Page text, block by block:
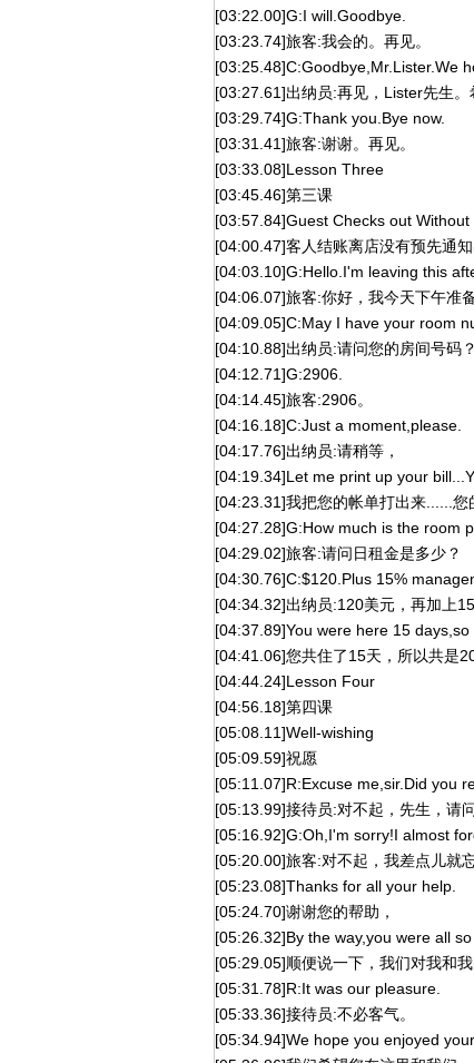
[03:22.00]G:I will.Goodbye.
[03:23.74]旅客:我会的。再见。
[03:25.48]C:Goodbye,Mr.Lister.We
[03:27.61]出纳员:再见，Lister先生。
[03:29.74]G:Thank you.Bye now.
[03:31.41]旅客:谢谢。再见。
[03:33.08]Lesson Three
[03:45.46]第三课
[03:57.84]Guest Checks out
[04:00.47]客人结账离店没有预先通
[04:03.10]G:Hello.I'm leaving this
[04:06.07]旅客:你好，我今天下午准
[04:09.05]C:May I have your room
[04:10.88]出纳员:请问您的房间号码？
[04:12.71]G:2906.
[04:14.45]旅客:2906。
[04:16.18]C:Just a moment,please.
[04:17.76]出纳员:请稍等，
[04:19.34]Let me print up your
[04:23.31]我把您的帐单打出来......您
[04:27.28]G:How much is the room
[04:29.02]旅客:请问日租金是多少？
[04:30.76]C:$120.Plus 15%
[04:34.32]出纳员:120美元，再加上
[04:37.89]You were here 15
[04:41.06]您共住了15天，所以共是
[04:44.24]Lesson Four
[04:56.18]第四课
[05:08.11]Well-wishing
[05:09.59]祝愿
[05:11.07]R:Excuse me,sir.Did you
[05:13.99]接待员:对不起，先生，请
[05:16.92]G:Oh,I'm sorry!I almost
[05:20.00]旅客:对不起，我差点儿就
[05:23.08]Thanks for all your help.
[05:24.70]谢谢您的帮助，
[05:26.32]By the way,you were all
[05:29.05]顺便说一下，我们对我和我
[05:31.78]R:It was our pleasure.
[05:33.36]接待员:不必客气。
[05:34.94]We hope you enjoyed